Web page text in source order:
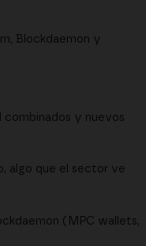
Blockdaemon y
combinados y nuevos
algo que el sector ve
(MPC wallets,